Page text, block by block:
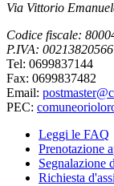
Via Vittorio
Codice fiscale:
P.IVA: 00213820566
Tel: 0699837144
Fax: 0699837482
Email:
PEC:
Leggi le FAQ
Prenotazione
Segnalazione
Richiesta